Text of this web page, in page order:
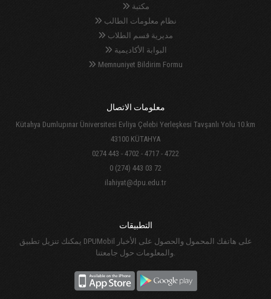
مكتبة
نظام معلومات الطالب
مديرية قسم الطلاب
البوابة الأكاديمية
Memnuniyet Bildirim Formu
معلومات الاتصال
Kütahya Dumlupınar Üniversitesi Evliya Çelebi Yerleşkesi Tavşanlı Yolu 10.km
43100 KÜTAHYA
0274 443 - 4702 - 4717 - 4722
0 (274) 443 03 72
ilahiyat@dpu.edu.tr
التطبيقات
يمكنك تنزيل تطبيق DPUMobil على هاتفك المحمول والحصول على الأخبار
والمعلومات حول جامعتنا.